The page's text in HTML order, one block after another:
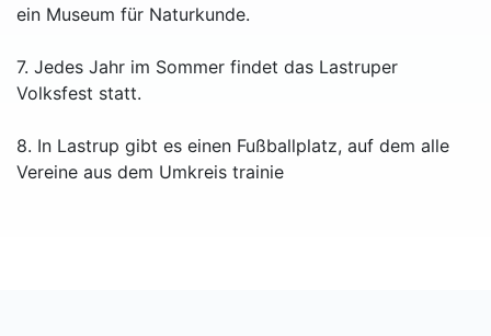
ein Museum für Naturkunde.
7. Jedes Jahr im Sommer findet das Lastruper
Volksfest statt.
8. In Lastrup gibt es einen Fußballplatz, auf dem alle
Vereine aus dem Umkreis trainie